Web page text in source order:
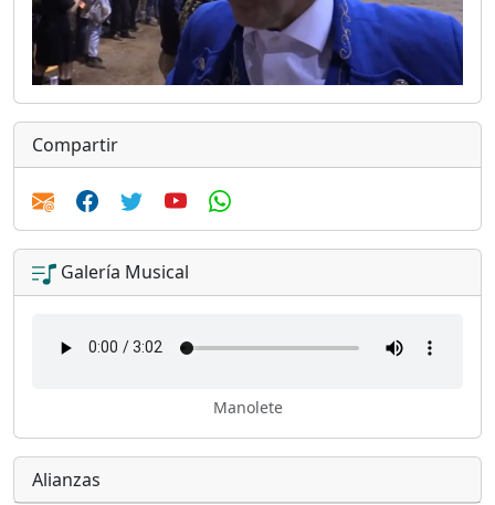
Compartir
Galería Musical
Manolete
Alianzas